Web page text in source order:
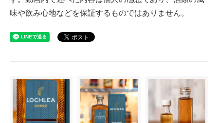
味や飲み心地などを保証するものではありません。